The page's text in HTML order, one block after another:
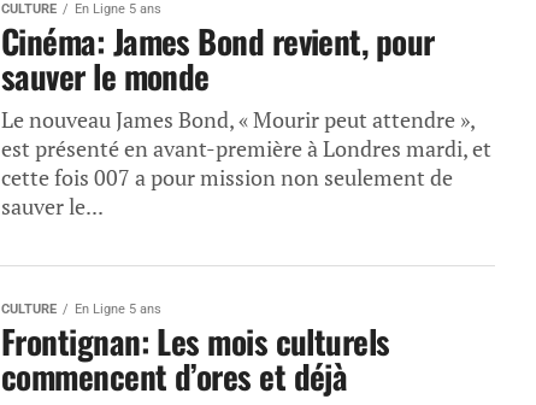
CULTURE En Ligne 5 ans
Cinéma: James Bond revient, pour
sauver le monde
Le nouveau James Bond, « Mourir peut attendre »,
est présenté en avant-première à Londres mardi, et
cette fois 007 a pour mission non seulement de
sauver le...
CULTURE En Ligne 5 ans
Frontignan: Les mois culturels
commencent d’ores et déjà